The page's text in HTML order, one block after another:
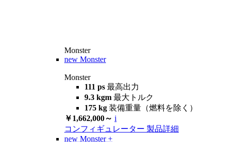
Monster
new Monster
Monster
111 ps 最高出力
9.3 kgm 最大トルク
175 kg 装備重量（燃料を除く）
￥1,662,000～ i
コンフィギュレーター 製品詳細
new Monster +